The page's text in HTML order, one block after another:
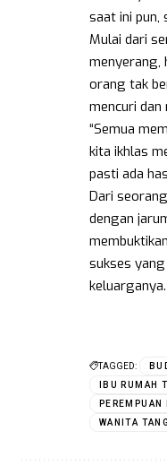
saat ini pun,
Mulai dari
menyerang,
orang tak
mencuri
“Semua
kita ikhlas
pasti ada
Dari
dengan
sukses
TAGGED:
IBU RUMAH
WANITA